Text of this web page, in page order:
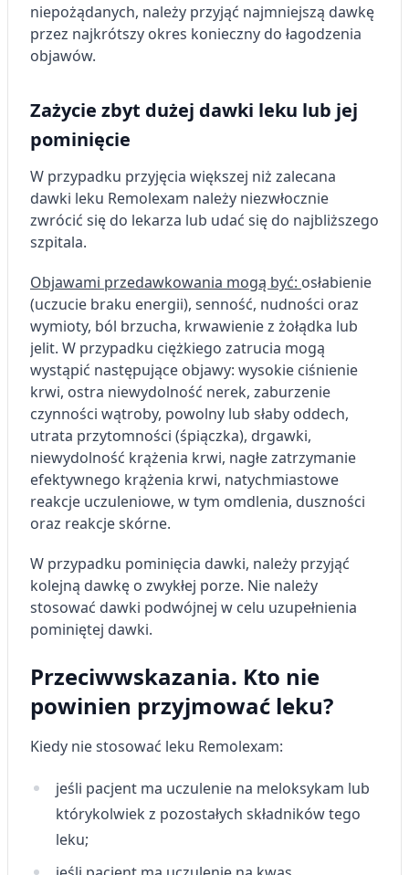
niepożądanych, należy przyjąć najmniejszą dawkę
przez najkrótszy okres konieczny do łagodzenia
objawów.
Zażycie zbyt dużej dawki leku lub jej
pominięcie
W przypadku przyjęcia większej niż zalecana
dawki leku Remolexam należy niezwłocznie
zwrócić się do lekarza lub udać się do najbliższego
szpitala.
Objawami przedawkowania mogą być: osłabienie
(uczucie braku energii), senność, nudności oraz
wymioty, ból brzucha, krwawienie z żołądka lub
jelit. W przypadku ciężkiego zatrucia mogą
wystąpić następujące objawy: wysokie ciśnienie
krwi, ostra niewydolność nerek, zaburzenie
czynności wątroby, powolny lub słaby oddech,
utrata przytomności (śpiączka), drgawki,
niewydolność krążenia krwi, nagłe zatrzymanie
efektywnego krążenia krwi, natychmiastowe
reakcje uczuleniowe, w tym omdlenia, duszności
oraz reakcje skórne.
W przypadku pominięcia dawki, należy przyjąć
kolejną dawkę o zwykłej porze. Nie należy
stosować dawki podwójnej w celu uzupełnienia
pominiętej dawki.
Przeciwwskazania. Kto nie
powinien przyjmować leku?
Kiedy nie stosować leku Remolexam:
jeśli pacjent ma uczulenie na meloksykam lub
którykolwiek z pozostałych składników tego
leku;